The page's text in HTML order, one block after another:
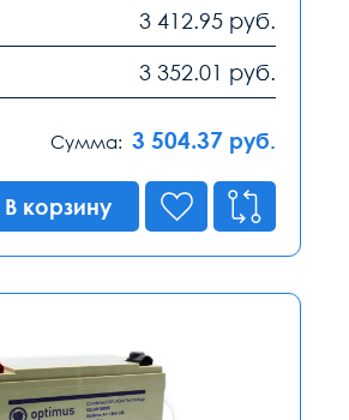
3 412.95 руб.
3 352.01 руб.
Сумма: 3 504.37 руб.
В корзину